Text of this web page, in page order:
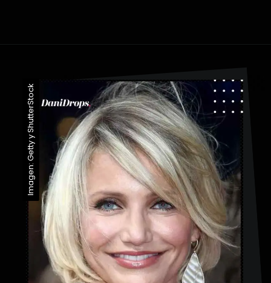
Imagen: Getty y ShutterStock
Imagen: Getty y ShutterStock